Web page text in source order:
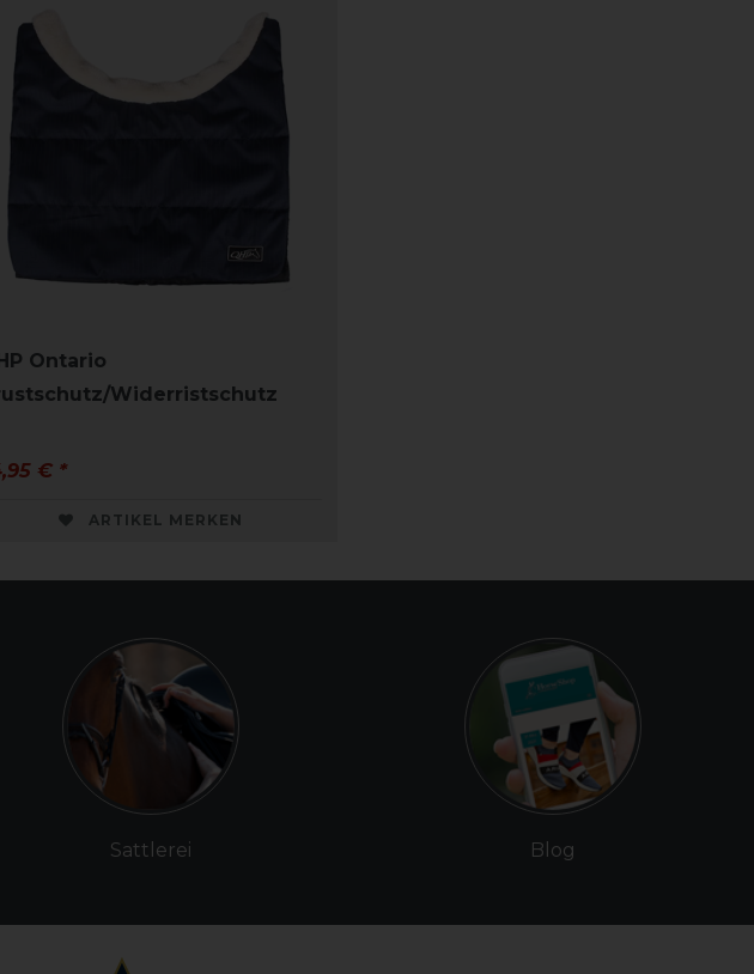
Ontario
Widerristschutz
€ *
ARTIKEL MERKEN
Sattlerei Blog